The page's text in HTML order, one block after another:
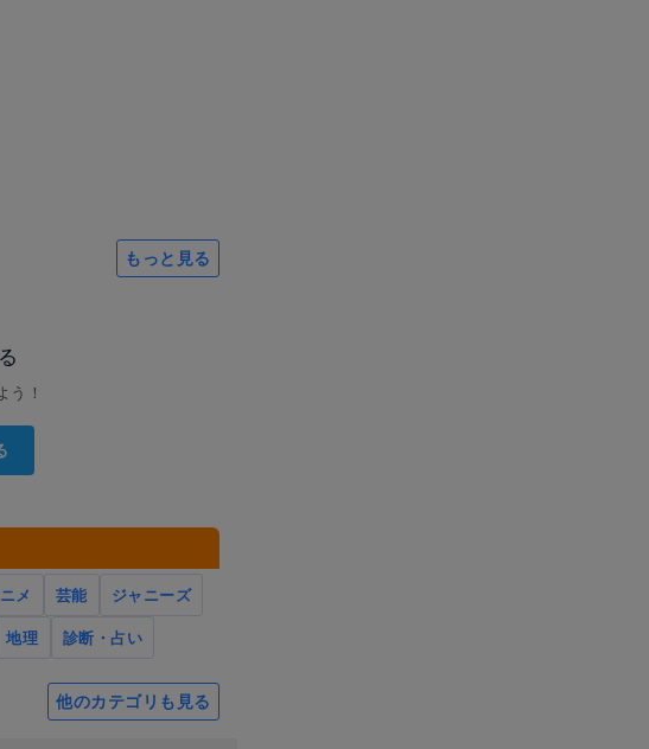
もっと見る
う！
メ 芸能
ジャニーズ
地理 診断・占い
他のカテゴリも見る